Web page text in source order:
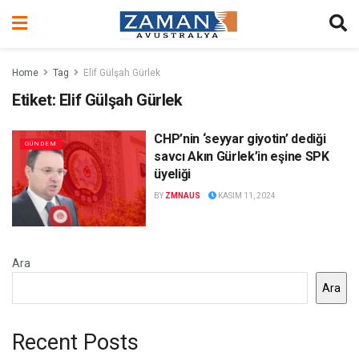
Home Tag Elif Gülşah Gürlek
Etiket: Elif Gülşah Gürlek
GÜNDEM
CHP’nin ‘seyyar giyotin’ dediği
savcı Akın Gürlek’in eşine SPK
üyeliği
BY ZMNAUS KASIM 11, 2024
Ara
Ara
Recent Posts